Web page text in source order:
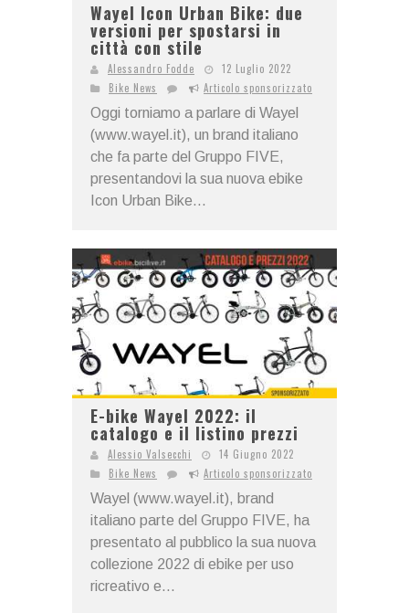
Wayel Icon Urban Bike: due
versioni per spostarsi in
città con stile
Alessandro Fodde
12 Luglio 2022
Bike News
Articolo sponsorizzato
Oggi torniamo a parlare di Wayel
(www.wayel.it), un brand italiano
che fa parte del Gruppo FIVE,
presentandovi la sua nuova ebike
Icon Urban Bike...
E-bike Wayel 2022: il
catalogo e il listino prezzi
Alessio Valsecchi
14 Giugno 2022
Bike News
Articolo sponsorizzato
Wayel (www.wayel.it), brand
italiano parte del Gruppo FIVE, ha
presentato al pubblico la sua nuova
collezione 2022 di ebike per uso
ricreativo e...